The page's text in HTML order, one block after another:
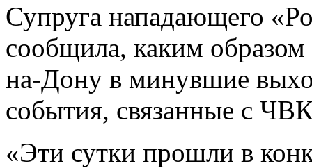
Супруга нападающего
сообщила, каким образом
на-Дону в минувшие
события, связанные с
«Эти сутки прошли в